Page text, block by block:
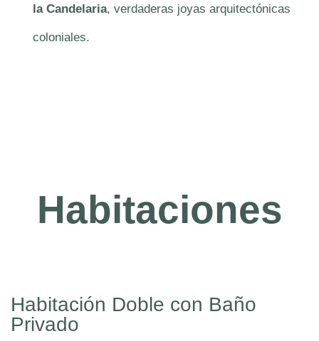
la Candelaria, verdaderas joyas arquitectónicas
coloniales.
Habitaciones
Habitación Doble con Baño
Privado